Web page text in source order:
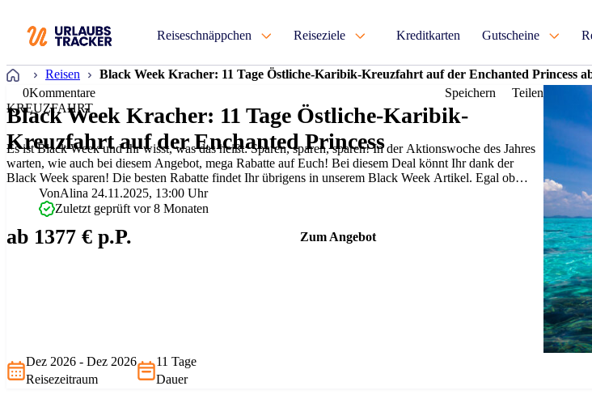
Reiseschnäppchen Reiseziele Kreditkarten Gutscheine
Startseite
Reisen
Black Week Kracher: 11 Tage Östliche-Karibik-Kreuzfahrt auf der Enchanted Princess
0Kommentare Speichern
Teilen
KREUZFAHRT
Black Week Kracher: 11 Tage Östliche-Karibik-
Kreuzfahrt auf der Enchanted Princess
Es ist Black Week und Ihr wisst, was das heißt: Sparen, sparen, sparen! In der Aktionswoche des Jahres
warten, wie auch bei diesem Angebot, mega Rabatte auf Euch! Bei diesem Deal könnt Ihr dank der
Black Week sparen! Die besten Rabatte findet Ihr übrigens in unserem Black Week Artikel. Egal ob
Hotelangebote, Rabatte auf Rei…
VonAlina 24.11.2025, 13:00 Uhr
Zuletzt geprüft vor 8 Monaten
ab 1377 € p.P. Zum Angebot
Dez 2026 - Dez 2026
Reisezeitraum
11 Tage
Dauer